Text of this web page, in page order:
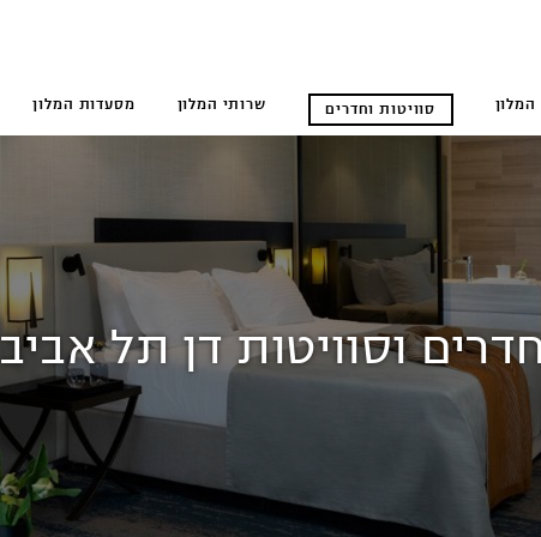
המלון סוויטות וחדרים שרותי המלון מסעדות המלון
וסוויטות דן תל אביב